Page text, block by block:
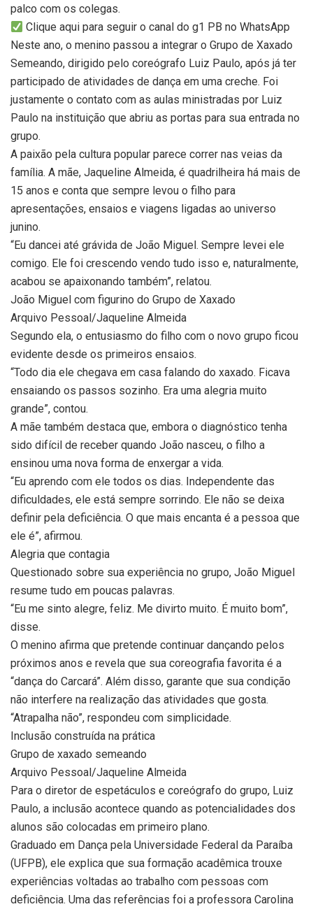
palco com os colegas.
Clique aqui para seguir o canal do g1 PB no WhatsApp
Neste ano, o menino passou a integrar o Grupo de Xaxado
Semeando, dirigido pelo coreógrafo Luiz Paulo, após já ter
participado de atividades de dança em uma creche. Foi
justamente o contato com as aulas ministradas por Luiz
Paulo na instituição que abriu as portas para sua entrada no
grupo.
A paixão pela cultura popular parece correr nas veias da
família. A mãe, Jaqueline Almeida, é quadrilheira há mais de
15 anos e conta que sempre levou o filho para
apresentações, ensaios e viagens ligadas ao universo
junino.
“Eu dancei até grávida de João Miguel. Sempre levei ele
comigo. Ele foi crescendo vendo tudo isso e, naturalmente,
acabou se apaixonando também”, relatou.
João Miguel com figurino do Grupo de Xaxado
Arquivo Pessoal/Jaqueline Almeida
Segundo ela, o entusiasmo do filho com o novo grupo ficou
evidente desde os primeiros ensaios.
“Todo dia ele chegava em casa falando do xaxado. Ficava
ensaiando os passos sozinho. Era uma alegria muito
grande”, contou.
A mãe também destaca que, embora o diagnóstico tenha
sido difícil de receber quando João nasceu, o filho a
ensinou uma nova forma de enxergar a vida.
“Eu aprendo com ele todos os dias. Independente das
dificuldades, ele está sempre sorrindo. Ele não se deixa
definir pela deficiência. O que mais encanta é a pessoa que
ele é”, afirmou.
Alegria que contagia
Questionado sobre sua experiência no grupo, João Miguel
resume tudo em poucas palavras.
“Eu me sinto alegre, feliz. Me divirto muito. É muito bom”,
disse.
O menino afirma que pretende continuar dançando pelos
próximos anos e revela que sua coreografia favorita é a
“dança do Carcará”. Além disso, garante que sua condição
não interfere na realização das atividades que gosta.
“Atrapalha não”, respondeu com simplicidade.
Inclusão construída na prática
Grupo de xaxado semeando
Arquivo Pessoal/Jaqueline Almeida
Para o diretor de espetáculos e coreógrafo do grupo, Luiz
Paulo, a inclusão acontece quando as potencialidades dos
alunos são colocadas em primeiro plano.
Graduado em Dança pela Universidade Federal da Paraíba
(UFPB), ele explica que sua formação acadêmica trouxe
experiências voltadas ao trabalho com pessoas com
deficiência. Uma das referências foi a professora Carolina